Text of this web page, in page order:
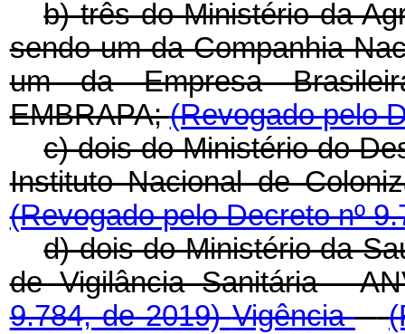
b) três do Ministério da
sendo um da Companhia
um da Empresa
EMBRAPA;(Revogado pelo
c) dois do Ministério do
Instituto Nacional de
(Revogado pelo Decreto nº
d) dois do Ministério da
de Vigilância Sanitária -
9.784, de 2019)Vigência